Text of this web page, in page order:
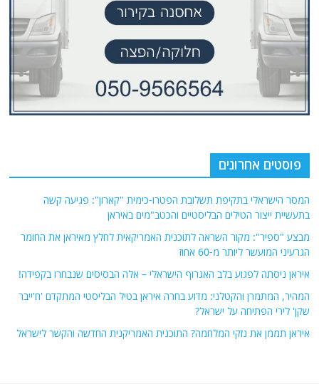
פוסטים אחרונים
המסר הישראלי בתקיפת תשלובת הפטרו-כימית "קארון": פגיעה קשה
בתעשיית ייצור הטילים הבליסטיים והכטב"מים באיראן
מבצע "ספיר": מקור השראה לתוכנית האמריקאית לחלץ מאיראן את החומר
הגרעיני המועשר ליותר מ-60 אחוז
איראן ניסתה לפגוע בלב האגרוף הישראלי – אלה הבסיסים שנבחרו בקפידה!
המהיר, המתמרן והקטלני: מדוע בחרה איראן בטיל הבליסטי המתקדם 'ח'ייבר
שקן' לירי הפתיחה על ישראל?
איראן תממן את נזקי המלחמה? התוכנית האמריקנית החדשה והקשר לישראל